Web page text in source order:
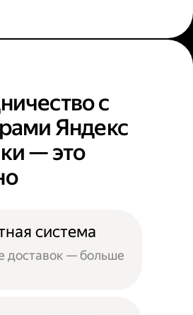
с
Яндекс
— это
система
доставок — больше